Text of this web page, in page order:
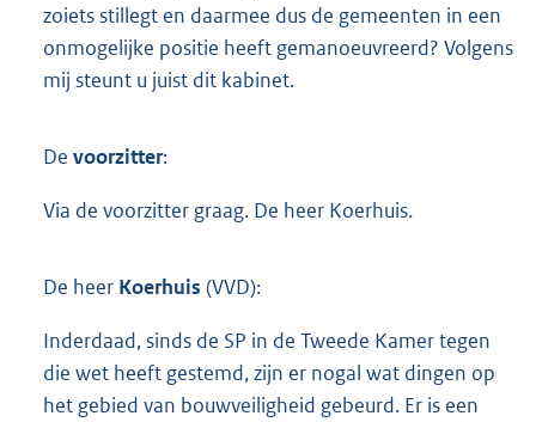
zoiets stillegt en daarmee dus de gemeenten in een
onmogelijke positie heeft gemanoeuvreerd? Volgens
mij steunt u juist dit kabinet.
De voorzitter:
Via de voorzitter graag. De heer Koerhuis.
De heer Koerhuis (VVD):
Inderdaad, sinds de SP in de Tweede Kamer tegen
die wet heeft gestemd, zijn er nogal wat dingen op
het gebied van bouwveiligheid gebeurd. Er is een